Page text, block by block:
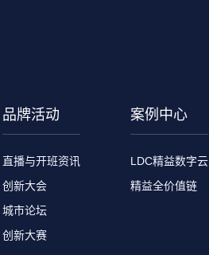
品牌活动
直播与开班资讯
创新大会
城市论坛
创新大赛
案例中心
LDC精益数字云
精益全价值链